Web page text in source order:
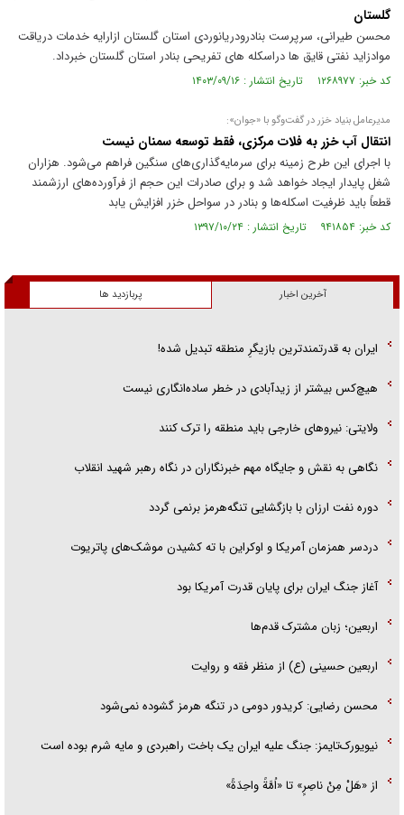
گلستان
محسن طیرانی، سرپرست بنادرودریانوردی استان گلستان ازارایه خدمات دریاقت
موادزاید نفتی قایق ها دراسکله های تفریحی بنادر استان گلستان خبرداد.
کد خبر: ۱۲۶۸۹۷۷ تاریخ انتشار : ۱۴۰۳/۰۹/۱۶
مدیرعامل بنیاد خزر در گفت‌وگو با «جوان»:
انتقال آب خزر به فلات مرکزی، فقط توسعه سمنان نیست
با اجرای این طرح زمینه برای سرمایه‌گذاری‌های سنگین فراهم می‌شود. هزاران
شغل پایدار ایجاد خواهد شد و برای صادرات این حجم از فرآورده‌های ارزشمند
قطعاً باید ظرفیت اسکله‌ها و بنادر در سواحل خزر افزایش یابد
کد خبر: ۹۴۱۸۵۴ تاریخ انتشار : ۱۳۹۷/۱۰/۲۴
آخرین اخبار پربازدید ها
ایران به قدرتمندترین بازیگرِ منطقه تبدیل شده!
هیچ‌کس بیشتر از زیدآبادی در خطر ساده‌انگاری نیست
ولایتی: نیرو‌های خارجی باید منطقه را ترک کنند
نگاهی به نقش و جایگاه مهم خبرنگاران در نگاه رهبر شهید انقلاب
دوره نفت ارزان با بازگشایی تنگه‌هرمز برنمی گردد
دردسر همزمان آمریکا و اوکراین با ته کشیدن موشک‌های پاتریوت
آغاز جنگ ایران برای پایان قدرت آمریکا بود
اربعین؛ زبان مشترک قدم‌ها
اربعین حسینی (ع) از منظر فقه و روایت
محسن رضایی: کریدور دومی در تنگه هرمز گشوده نمی‌شود
نیویورک‌تایمز: جنگ علیه ایران یک باخت راهبردی و مایه شرم بوده است
از «هَلْ مِنْ ناصِرٍ» تا «اُمَّةً واحِدَةً»